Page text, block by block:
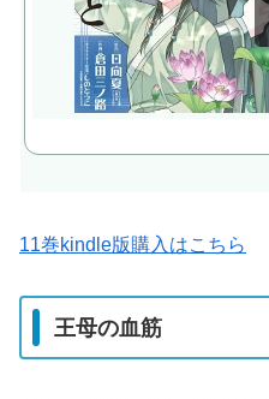
11巻kindle版購入はこちら
王母の血筋